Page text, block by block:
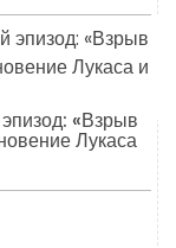
«Взрыв
Лукаса